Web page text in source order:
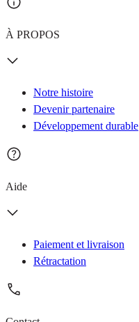
À PROPOS
Notre histoire
Devenir partenaire
Développement durable
Aide
Paiement et livraison
Rétractation